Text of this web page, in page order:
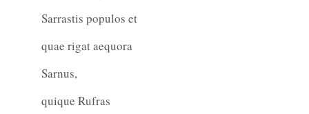
Sarrastis populos et
quae rigat aequora
Sarnus,
quique Rufras